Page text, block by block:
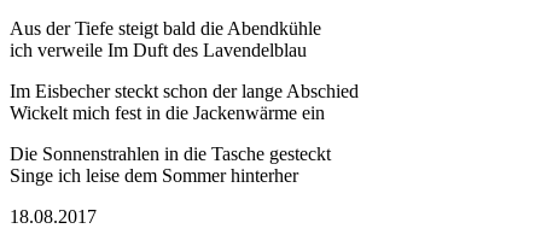
Aus der Tiefe steigt bald die Abendkühle
ich verweile Im Duft des Lavendelblau
Im Eisbecher steckt schon der lange Abschied
Wickelt mich fest in die Jackenwärme ein
Die Sonnenstrahlen in die Tasche gesteckt
Singe ich leise dem Sommer hinterher
18.08.2017